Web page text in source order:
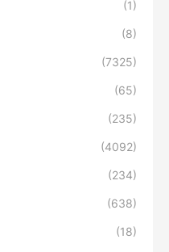
(1)
(8)
(7325)
(65)
(235)
(4092)
(234)
(638)
(18)